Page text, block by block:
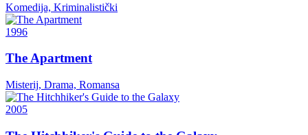
Komedija, Kriminalistički
1996
The Apartment
Misterij, Drama, Romansa
2005